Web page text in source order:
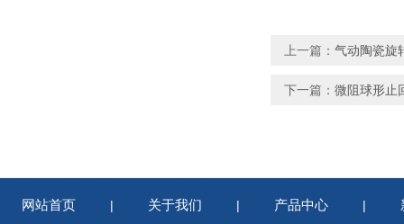
上一篇： 气动陶瓷旋
下一篇： 微阻球形止
网站首页 | 关于我们 | 产品中心 |